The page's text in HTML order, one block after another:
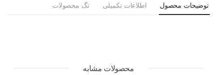
توضیحات محصول اطلاعات تکمیلی تگ محصولات
محصولات مشابه